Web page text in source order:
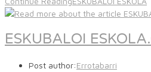
ESKUBALOI
Post author:Errotabarri